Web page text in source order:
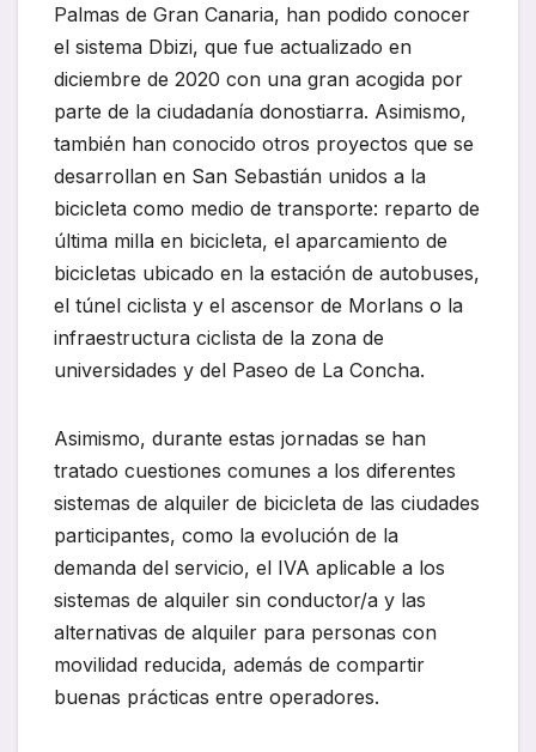
Palmas de Gran Canaria, han podido conocer
el sistema Dbizi, que fue actualizado en
diciembre de 2020 con una gran acogida por
parte de la ciudadanía donostiarra. Asimismo,
también han conocido otros proyectos que se
desarrollan en San Sebastián unidos a la
bicicleta como medio de transporte: reparto de
última milla en bicicleta, el aparcamiento de
bicicletas ubicado en la estación de autobuses,
el túnel ciclista y el ascensor de Morlans o la
infraestructura ciclista de la zona de
universidades y del Paseo de La Concha.
Asimismo, durante estas jornadas se han
tratado cuestiones comunes a los diferentes
sistemas de alquiler de bicicleta de las ciudades
participantes, como la evolución de la
demanda del servicio, el IVA aplicable a los
sistemas de alquiler sin conductor/a y las
alternativas de alquiler para personas con
movilidad reducida, además de compartir
buenas prácticas entre operadores.